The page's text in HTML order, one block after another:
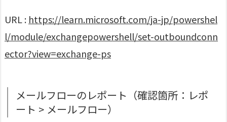
URL : https://learn.microsoft.com/ja-jp/powershel
l/module/exchangepowershell/set-outboundconn
ector?view=exchange-ps
メールフローのレポート（確認箇所：レポ
ート > メールフロー）